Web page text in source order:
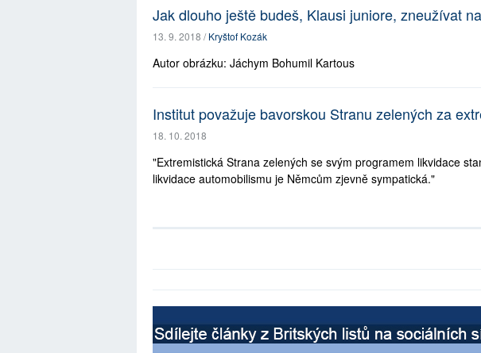
Jak dlouho ještě budeš, Klausi juniore, zneužívat
13. 9. 2018 /Kryštof Kozák
Autor obrázku: Jáchym Bohumil Kartous
Institut považuje bavorskou Stranu zelených za
18. 10. 2018
"Extremistická Strana zelených se svým programem likvidace
likvidace automobilismu je Němcům zjevně sympatická."